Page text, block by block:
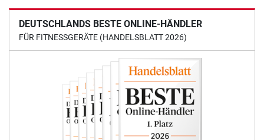
DEUTSCHLANDS BESTE ONLINE-HÄNDLER
FÜR FITNESSGERÄTE (HANDELSBLATT 2026)